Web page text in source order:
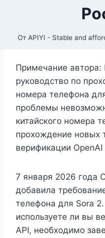
От APIYI - Stable and
Примечание
руководство по
номера телефона
проблемы
китайского номера
прохождение новых
верификации
7 января 2026 года
добавила
телефона для Sora
используете ли вы
API, необходимо